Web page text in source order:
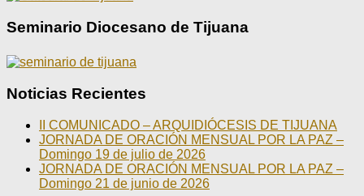
Seminario Diocesano de Tijuana
Noticias Recientes
II COMUNICADO – ARQUIDIÓCESIS DE TIJUANA
JORNADA DE ORACIÓN MENSUAL POR LA PAZ –
Domingo 19 de julio de 2026
JORNADA DE ORACIÓN MENSUAL POR LA PAZ –
Domingo 21 de junio de 2026